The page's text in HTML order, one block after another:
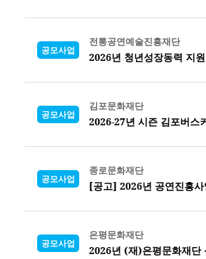
공모사업
전통공연예술진흥재단
2026년 청년성장동력 지
공모사업
김포문화재단
2026-27년 시즌 김포버스
공모사업
종로문화재단
[공고] 2026년 공연진흥
공모사업
은평문화재단
2026년 (재)은평문화재단